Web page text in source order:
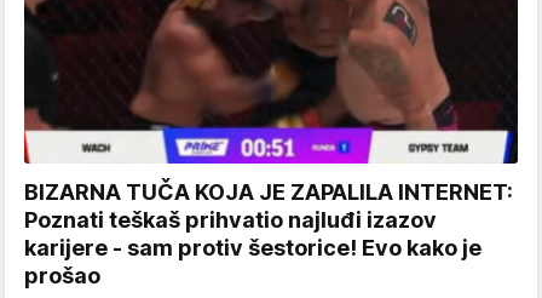
BIZARNA TUČA KOJA JE ZAPALILA INTERNET:
Poznati teškaš prihvatio najluđi izazov
karijere - sam protiv šestorice! Evo kako je
prošao